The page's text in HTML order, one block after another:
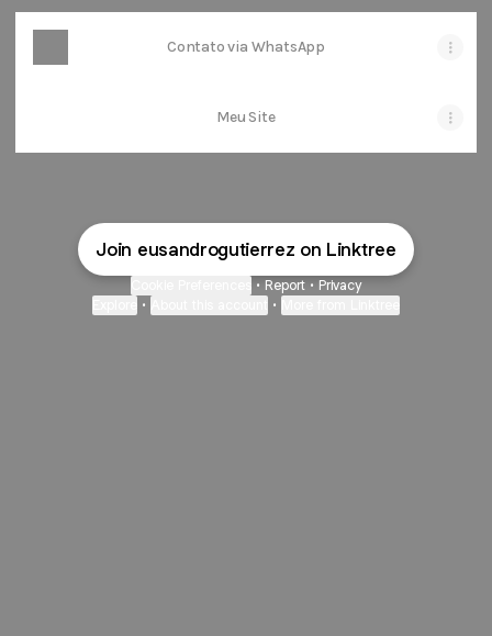
Contato via WhatsApp
Meu Site
Join eusandrogutierrez on Linktree
• Report • Privacy
• •